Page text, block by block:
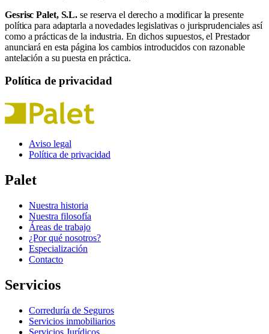
Gesrisc Palet, S.L. se reserva el derecho a modificar la presente
política para adaptarla a novedades legislativas o jurisprudenciales así
como a prácticas de la industria. En dichos supuestos, el Prestador
anunciará en esta página los cambios introducidos con razonable
antelación a su puesta en práctica.
Política de privacidad
Aviso legal
Política de privacidad
Palet
Nuestra historia
Nuestra filosofía
Áreas de trabajo
¿Por qué nosotros?
Especialización
Contacto
Servicios
Correduría de Seguros
Servicios inmobiliarios
Servicios Jurídicos